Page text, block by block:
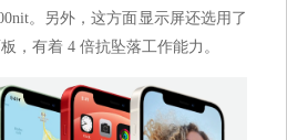
。另外，这方面显示屏还选用了
，有着 4 倍抗坠落工作能力。